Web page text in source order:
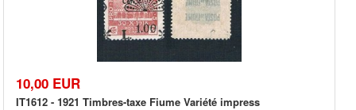
10,00 EUR
IT1612 - 1921 Timbres-taxe Fiume Variété impress